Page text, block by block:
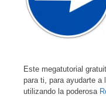
Este megatutorial
para ti, para ayudarte a
utilizando la poderosa